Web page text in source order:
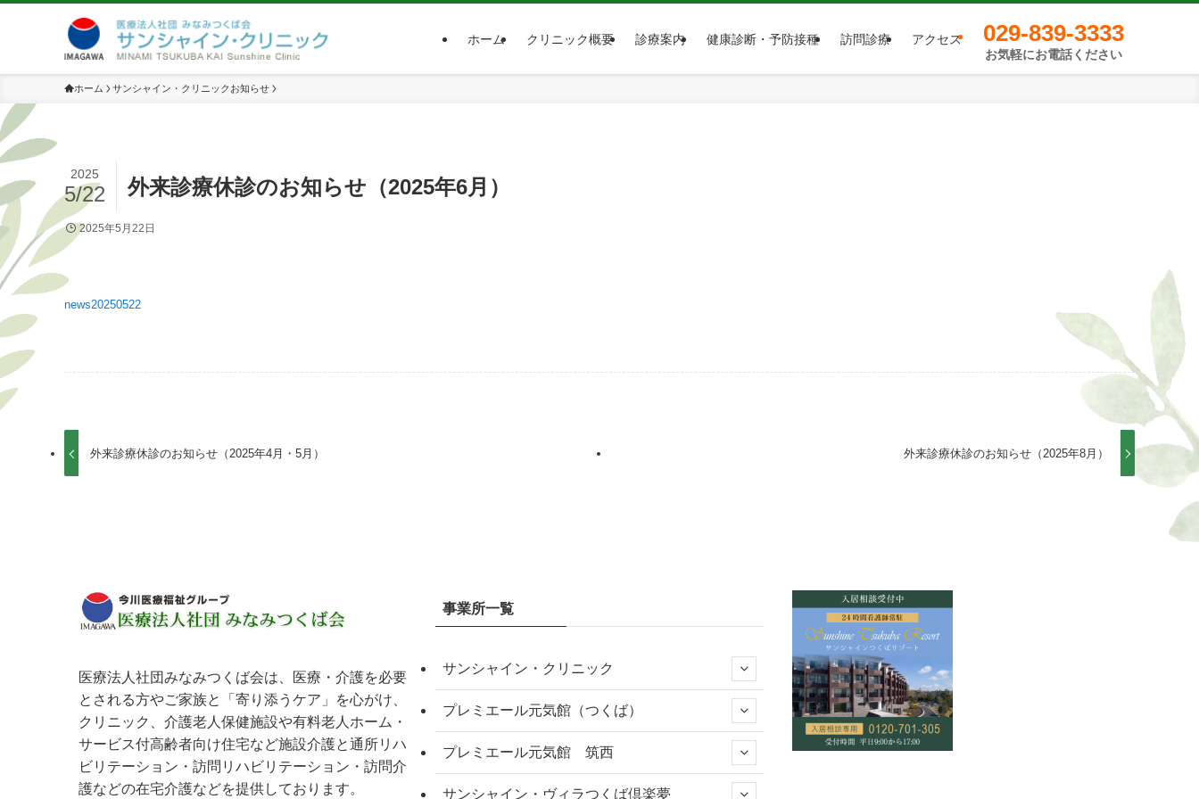
ホーム クリニック概要 診療案内 健康診断・予防接種 訪問診療 アクセス 029-839-3333
お気軽にお電話ください
ホーム サンシャイン・クリニックお知らせ
外来診療休診のお知らせ（2025年6月）
2025
5/22
2025年5月22日
news20250522
外来診療休診のお知らせ（2025年4月・5月） 外来診療休診のお知らせ（2025年8月）
医療法人社団みなみつくば会は、医療・介護を必要
とされる方やご家族と「寄り添うケア」を心がけ、
クリニック、介護老人保健施設や有料老人ホーム・
サービス付高齢者向け住宅など施設介護と通所リハ
ビリテーション・訪問リハビリテーション・訪問介
護などの在宅介護などを提供しております。
事業所一覧
サンシャイン・クリニック
プレミエール元気館（つくば）
プレミエール元気館 筑西
サンシャイン・ヴィラつくば倶楽夢